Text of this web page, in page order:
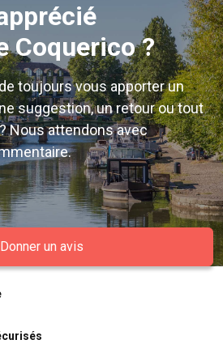
Coquerico ?
toujours vous apporter un
suggestion, un retour ou tout
Nous attendons avec
Donner un avis